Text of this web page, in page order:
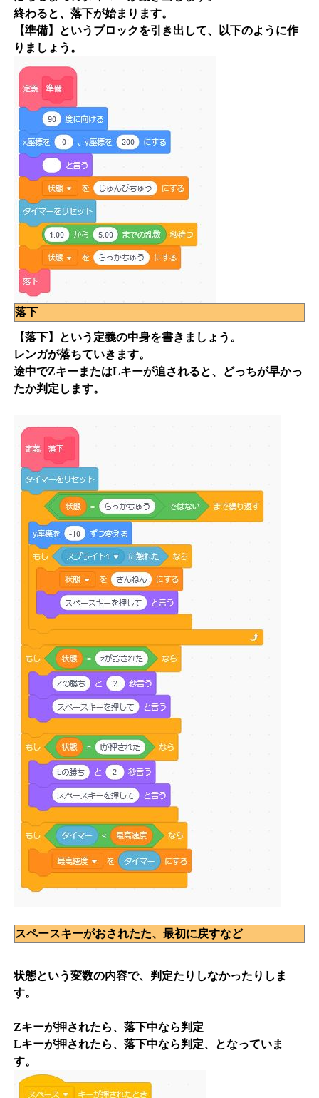
終わると、落下が始まります。
【準備】というブロックを引き出して、以下のように作
りましょう。
落下
【落下】という定義の中身を書きましょう。
レンガが落ちていきます。
途中でZキーまたはLキーが追されると、どっちが早かっ
たか判定します。
スペースキーがおされたた、最初に戻すなど
状態という変数の内容で、判定たりしなかったりしま
す。
Zキーが押されたら、落下中なら判定
Lキーが押されたら、落下中なら判定、となっていま
す。